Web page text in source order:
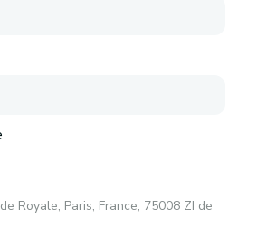
Royale, Paris, France, 75008 ZI de